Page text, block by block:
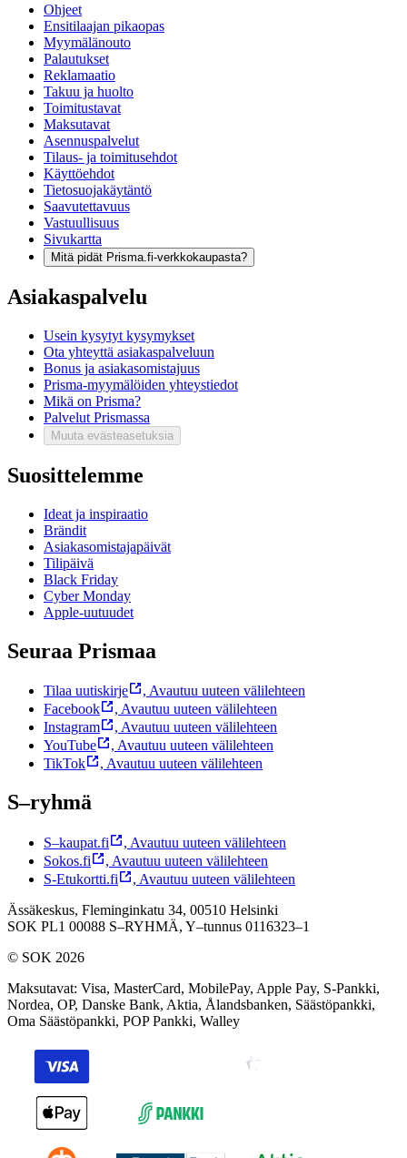
Ohjeet
Ensitilaajan pikaopas
Myymälänouto
Palautukset
Reklamaatio
Takuu ja huolto
Toimitustavat
Maksutavat
Asennuspalvelut
Tilaus- ja toimitusehdot
Käyttöehdot
Tietosuojakäytäntö
Saavutettavuus
Vastuullisuus
Sivukartta
Mitä pidät Prisma.fi-verkkokaupasta?
Asiakaspalvelu
Usein kysytyt kysymykset
Ota yhteyttä asiakaspalveluun
Bonus ja asiakasomistajuus
Prisma-myymälöiden yhteystiedot
Mikä on Prisma?
Palvelut Prismassa
Muuta evästeasetuksia
Suosittelemme
Ideat ja inspiraatio
Brändit
Asiakasomistajapäivät
Tilipäivä
Black Friday
Cyber Monday
Apple-uutuudet
Seuraa Prismaa
Tilaa uutiskirje , Avautuu uuteen välilehteen
Facebook
, Avautuu uuteen välilehteen
Instagram
, Avautuu uuteen välilehteen
YouTube
, Avautuu uuteen välilehteen
TikTok
, Avautuu uuteen välilehteen
S–ryhmä
S–kaupat.fi , Avautuu uuteen välilehteen
Sokos.fi
, Avautuu uuteen välilehteen
S-Etukortti.fi
, Avautuu uuteen välilehteen
Ässäkeskus, Fleminginkatu 34, 00510 Helsinki
SOK PL1 00088 S–RYHMÄ, Y–tunnus 0116323–1
© SOK 2026
Maksutavat: Visa, MasterCard, MobilePay, Apple Pay, S-Pankki,
Nordea, OP, Danske Bank, Aktia, Ålandsbanken, Säästöpankki,
Oma Säästöpankki, POP Pankki, Walley